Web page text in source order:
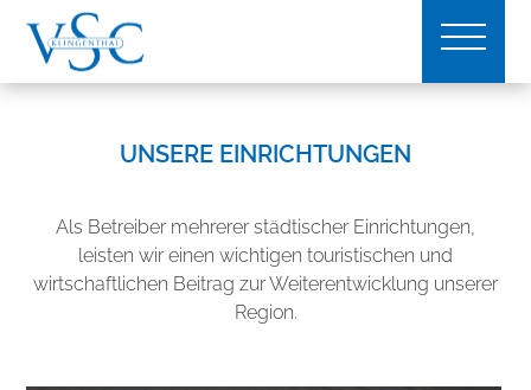
UNSERE EINRICHTUNGEN
Als Betreiber mehrerer städtischer Einrichtungen,
leisten wir einen wichtigen touristischen und
wirtschaftlichen Beitrag zur Weiterentwicklung unserer
Region.